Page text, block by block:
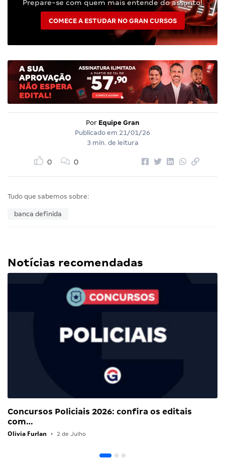
Prepare-se com quem mais entende do assunto!
COMECE A ESTUDAR NO GRAN CURSOS
Por Equipe Gran
Publicado em 21/01/26
3 min. de leitura
0 0
Tudo que sabemos sobre:
banca definida
Notícias recomendadas
Concursos Policiais 2026: confira os editais
com…
Olivia Furlan • 2 de Julho